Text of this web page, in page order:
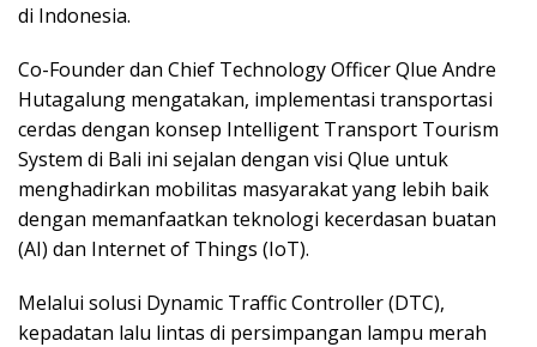
di Indonesia.
Co-Founder dan Chief Technology Officer Qlue Andre
Hutagalung mengatakan, implementasi transportasi
cerdas dengan konsep Intelligent Transport Tourism
System di Bali ini sejalan dengan visi Qlue untuk
menghadirkan mobilitas masyarakat yang lebih baik
dengan memanfaatkan teknologi kecerdasan buatan
(AI) dan Internet of Things (IoT).
Melalui solusi Dynamic Traffic Controller (DTC),
kepadatan lalu lintas di persimpangan lampu merah